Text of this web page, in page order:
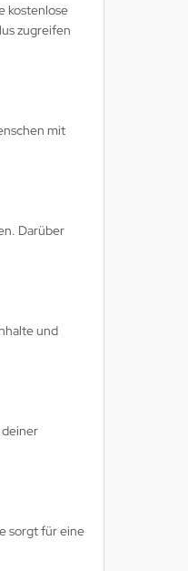
kostenlose
zugreifen
mit
Darüber
und
sorgt für eine